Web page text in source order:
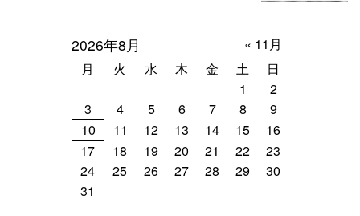
2026年8月
月 火 水 木 金 土 日
« 11月
1
2
3
4 5 6 7 8
9
10
11 12 13 14 15
16
17
18 19 20 21 22
23
24
25 26 27 28 29
30
31